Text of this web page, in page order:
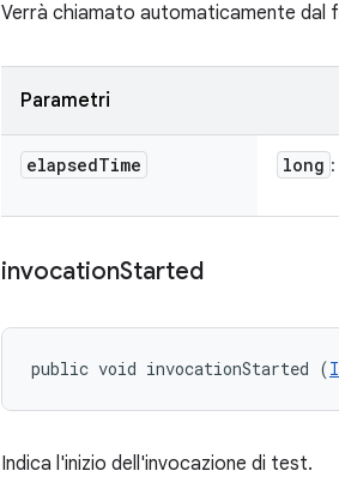
Verrà chiamato automaticamente dal
Parametri
elapsedTime long
invocationStarted
public void invocationStarted (
Indica l'inizio dell'invocazione di test.